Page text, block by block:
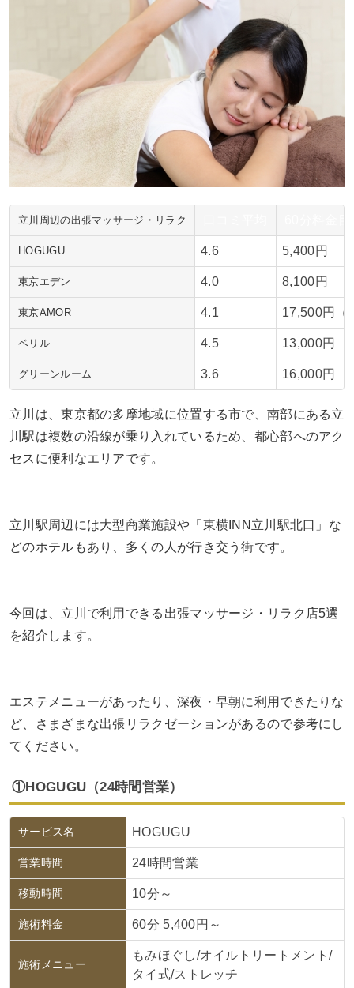
立川周辺の出張マッサージ・リラク
HOGUGU 4.6 5,400円
東京エデン 4.0 8,100円
東京AMOR 4.1 17,500円（
ベリル 4.5 13,000円
グリーンルーム 3.6 16,000円
立川は、東京都の多摩地域に位置する市で、南部にある立
川駅は複数の沿線が乗り入れているため、都心部へのアク
セスに便利なエリアです。
立川駅周辺には大型商業施設や「東横INN立川駅北口」な
どのホテルもあり、多くの人が行き交う街です。
今回は、立川で利用できる出張マッサージ・リラク店5選
を紹介します。
エステメニューがあったり、深夜・早朝に利用できたりな
ど、さまざまな出張リラクゼーションがあるので参考にし
てください。
①HOGUGU（24時間営業）
サービス名 HOGUGU
営業時間 24時間営業
移動時間 10分～
施術料金 60分 5,400円～
施術メニュー
もみほぐし/オイルトリートメント/
タイ式/ストレッチ